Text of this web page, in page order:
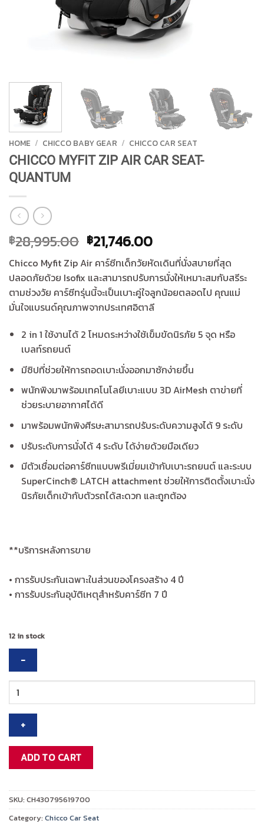
HOME / CHICCO BABY GEAR / CHICCO CAR SEAT
CHICCO MYFIT ZIP AIR CAR SEAT-
QUANTUM
฿28,995.00 Original
price
was:
฿28,995.00.
฿21,746.00Current
price
is:
฿21,746.00.
Chicco Myfit Zip Air คาร์ซีทเด็กวัยหัดเดินที่นั่งสบายที่สุด
ปลอดภัยด้วย Isofix และสามารถปรับการนั่งให้เหมาะสมกับสรีระ
ตามช่วงวัย คาร์ซีทรุ่นนี้จะเป็นเบาะคู่ใจลูกน้อยตลอดไป คุณแม่
มั่นใจแบรนด์คุณภาพจากประเทศอิตาลี
2 in 1 ใช้งานได้ 2 โหมดระหว่างใช้เข็มขัดนิรภัย 5 จุด หรือ
เบลท์รถยนต์
มีซิปที่ช่วยให้การถอดเบาะนั่งออกมาซักง่ายขึ้น
พนักพิงมาพร้อมเทคโนโลยีเบาะแบบ 3D AirMesh ตาข่ายที่
ช่วยระบายอากาศได้ดี
มาพร้อมพนักพิงศีรษะสามารถปรับระดับความสูงได้ 9 ระดับ
ปรับระดับการนั่งได้ 4 ระดับ ได้ง่ายด้วยมือเดียว
มีตัวเชื่อมต่อคาร์ซีทแบบพรีเมี่ยมเข้ากับเบาะรถยนต์ และระบบ
SuperCinch® LATCH attachment ช่วยให้การติดตั้งเบาะนั่ง
นิรภัยเด็กเข้ากับตัวรถได้สะดวก และถูกต้อง
**บริการหลังการขาย
• การรับประกันเฉพาะในส่วนของโครงสร้าง 4 ปี
• การรับประกันอุบัติเหตุสำหรับคาร์ซีท 7 ปี
12 in stock
CHICCO
MYFIT
ZIP
CAR
SEAT-
QUANTUM
ADD TO CART
SKU: CH430795619700
Category: Chicco Car Seat